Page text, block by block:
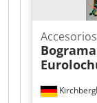
Kirchberg
Bograma